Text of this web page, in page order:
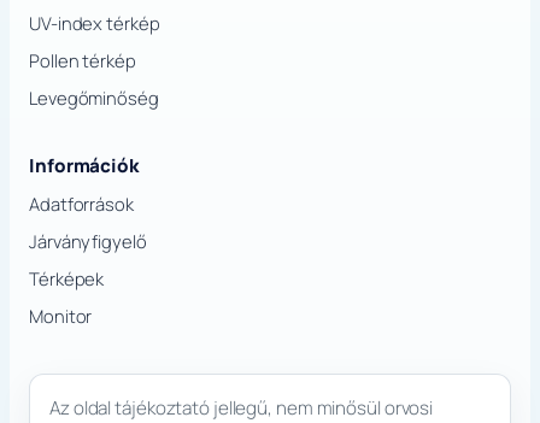
UV-index térkép
Pollen térkép
Levegőminőség
Információk
Adatforrások
Járványfigyelő
Térképek
Monitor
Az oldal tájékoztató jellegű, nem minősül orvosi